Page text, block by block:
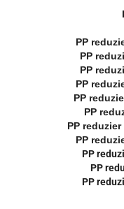
PP
PP
PP
PP
PP
PP
PP
PP
PP
PP
PP